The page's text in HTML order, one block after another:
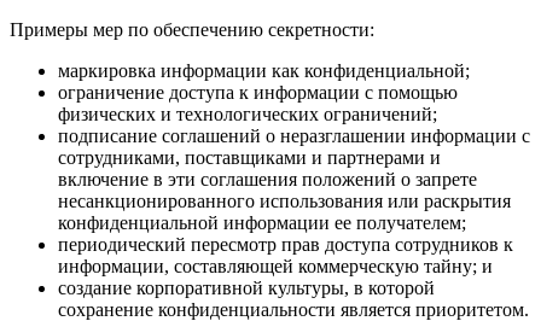
Примеры мер по обеспечению секретности:
маркировка информации как конфиденциальной;
ограничение доступа к информации с помощью
физических и технологических ограничений;
подписание соглашений о неразглашении информации с
сотрудниками, поставщиками и партнерами и
включение в эти соглашения положений о запрете
несанкционированного использования или раскрытия
конфиденциальной информации ее получателем;
периодический пересмотр прав доступа сотрудников к
информации, составляющей коммерческую тайну; и
создание корпоративной культуры, в которой
сохранение конфиденциальности является приоритетом.